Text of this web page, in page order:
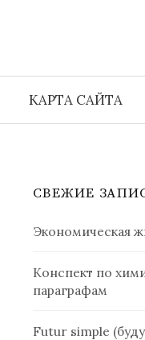
КАРТА САЙТА
СВЕЖИЕ
Экономическая
Конспект по
параграфам
Futur simple